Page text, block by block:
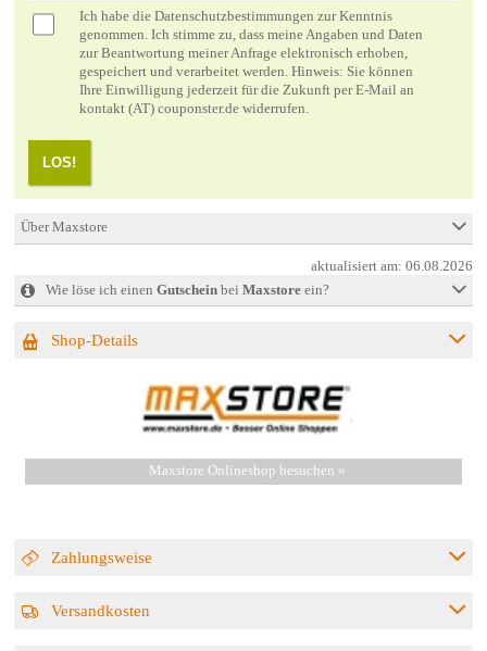
Ich habe die Datenschutzbestimmungen zur Kenntnis
genommen. Ich stimme zu, dass meine Angaben und Daten
zur Beantwortung meiner Anfrage elektronisch erhoben,
gespeichert und verarbeitet werden. Hinweis: Sie können
Ihre Einwilligung jederzeit für die Zukunft per E-Mail an
kontakt (AT) couponster.de widerrufen.
LOS!
Über Maxstore
aktualisiert am:06.08.2026
Wie löse ich einen Gutscheinbei Maxstoreein?
Shop-Details
Maxstore Onlineshop besuchen »
Zahlungsweise
Versandkosten